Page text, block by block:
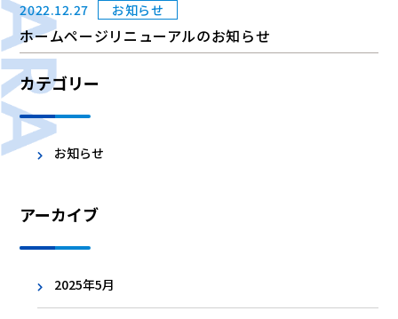
2022.12.27 お知らせ
ホームページリニューアルのお知らせ
カテゴリー
お知らせ
アーカイブ
2025年5月